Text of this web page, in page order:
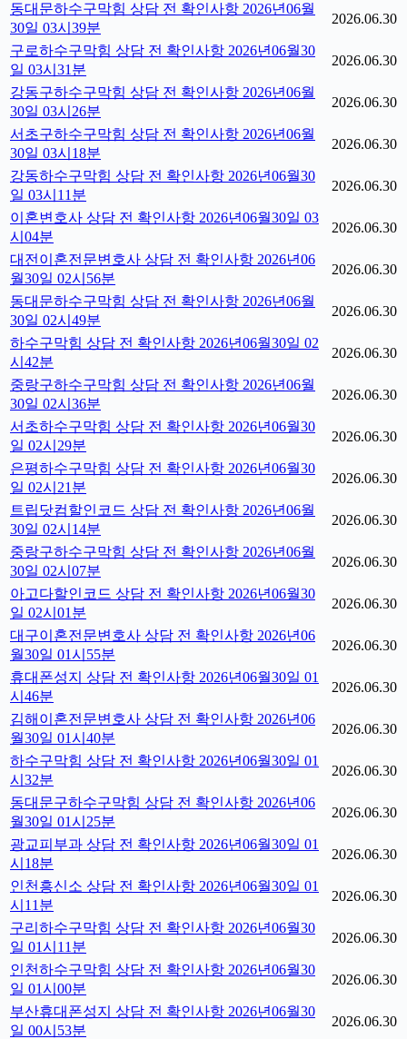
동대문하수구막힘 상담 전 확인사항 2026년06월
30일 03시39분
2026.06.30
구로하수구막힘 상담 전 확인사항 2026년06월30
일 03시31분
2026.06.30
강동구하수구막힘 상담 전 확인사항 2026년06월
30일 03시26분
2026.06.30
서초구하수구막힘 상담 전 확인사항 2026년06월
30일 03시18분
2026.06.30
강동하수구막힘 상담 전 확인사항 2026년06월30
일 03시11분
2026.06.30
이혼변호사 상담 전 확인사항 2026년06월30일 03
시04분
2026.06.30
대전이혼전문변호사 상담 전 확인사항 2026년06
월30일 02시56분
2026.06.30
동대문하수구막힘 상담 전 확인사항 2026년06월
30일 02시49분
2026.06.30
하수구막힘 상담 전 확인사항 2026년06월30일 02
시42분
2026.06.30
중랑구하수구막힘 상담 전 확인사항 2026년06월
30일 02시36분
2026.06.30
서초하수구막힘 상담 전 확인사항 2026년06월30
일 02시29분
2026.06.30
은평하수구막힘 상담 전 확인사항 2026년06월30
일 02시21분
2026.06.30
트립닷컴할인코드 상담 전 확인사항 2026년06월
30일 02시14분
2026.06.30
중랑구하수구막힘 상담 전 확인사항 2026년06월
30일 02시07분
2026.06.30
아고다할인코드 상담 전 확인사항 2026년06월30
일 02시01분
2026.06.30
대구이혼전문변호사 상담 전 확인사항 2026년06
월30일 01시55분
2026.06.30
휴대폰성지 상담 전 확인사항 2026년06월30일 01
시46분
2026.06.30
김해이혼전문변호사 상담 전 확인사항 2026년06
월30일 01시40분
2026.06.30
하수구막힘 상담 전 확인사항 2026년06월30일 01
시32분
2026.06.30
동대문구하수구막힘 상담 전 확인사항 2026년06
월30일 01시25분
2026.06.30
광교피부과 상담 전 확인사항 2026년06월30일 01
시18분
2026.06.30
인천흥신소 상담 전 확인사항 2026년06월30일 01
시11분
2026.06.30
구리하수구막힘 상담 전 확인사항 2026년06월30
일 01시11분
2026.06.30
인천하수구막힘 상담 전 확인사항 2026년06월30
일 01시00분
2026.06.30
부산휴대폰성지 상담 전 확인사항 2026년06월30
일 00시53분
2026.06.30